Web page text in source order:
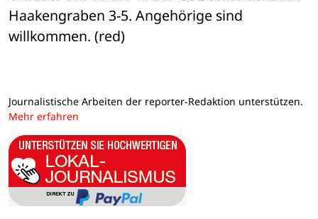
Haakengraben 3-5. Angehörige sind
willkommen. (red)
Journalistische Arbeiten der reporter-Redaktion unterstützen.
Mehr erfahren